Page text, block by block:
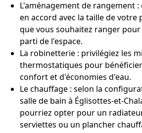
L'aménagement de rangement :
en accord avec la taille de votre
que vous souhaitez ranger
parti de l'espace.
La robinetterie : privilégiez les
thermostatiques pour
confort et d'économies d'eau.
Le chauffage : selon la
salle de bain à Églisottes-et-
pourriez opter pour un
serviettes ou un plancher